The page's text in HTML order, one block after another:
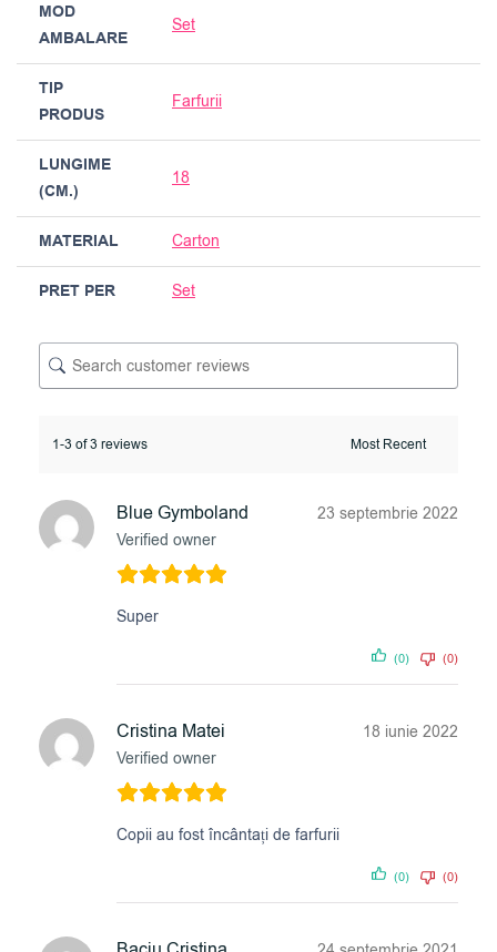
MOD
AMBALARE
Set
TIP
PRODUS
Farfurii
LUNGIME
(CM.)
18
MATERIAL Carton
PRET PER Set
1-3 of 3 reviews
Blue Gymboland
Verified owner
23 septembrie 2022
Super
(0) (0)
Cristina Matei
Verified owner
18 iunie 2022
Copii au fost încântați de farfurii
(0) (0)